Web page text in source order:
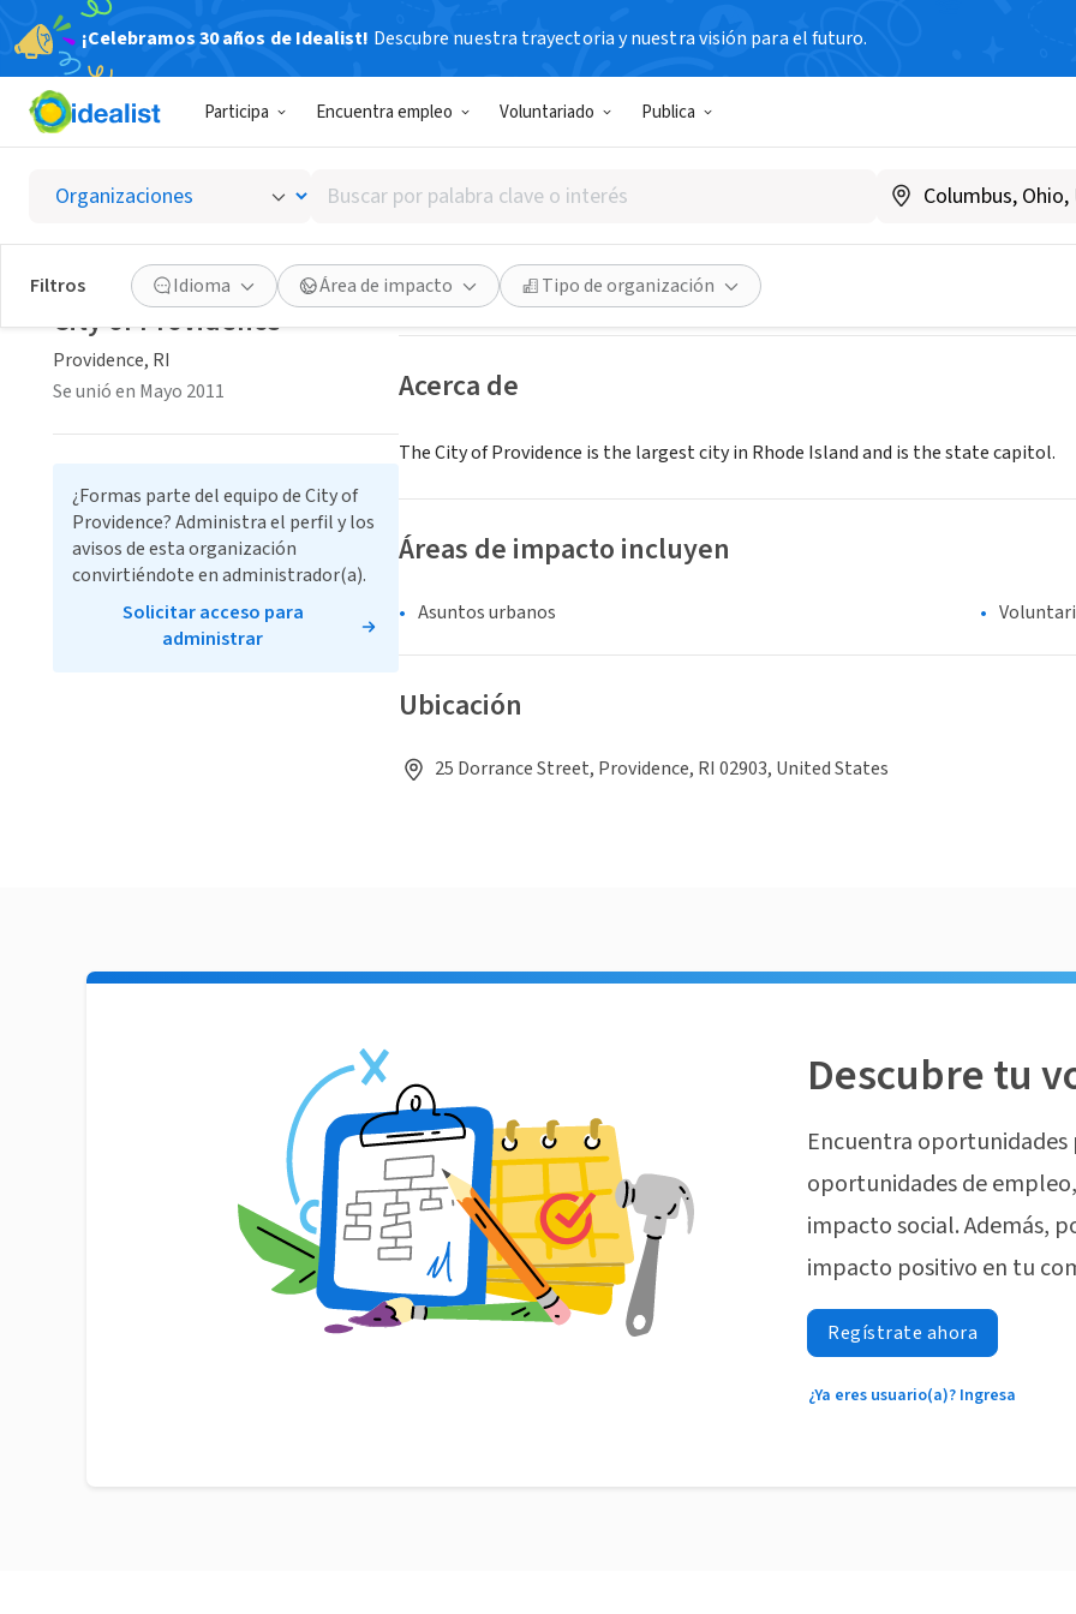
¡Celebramos 30 años de Idealist! Descubre nuestra trayectoria y nuestra visión para el futuro.
Participa Encuentra empleo Voluntariado Publica
Buscar
por
palabra
clave
o
interés
Filtros Idioma Área de impacto Tipo de organización
City of Providence
Providence, RI|www.providenceri.gov
Guardar Compartir
Acerca de
The City of Providence is the largest city in Rhode Island and is the state capitol.
Áreas de impacto incluyen
Asuntos urbanos
Ubicación
25 Dorrance Street, Providence, RI 02903, United States
City of Providence
Providence, RI
Se unió en Mayo 2011
¿Formas parte del equipo de City of
Providence? Administra el perfil y los
avisos de esta organización
convirtiéndote en administrador(a).
Solicitar acceso para
administrar
Descubre tu
Encuentra
oportunidades de
impacto social. Además,
impacto positivo en tu
Regístrate ahora
¿Ya eres usuario(a)? Ingresa